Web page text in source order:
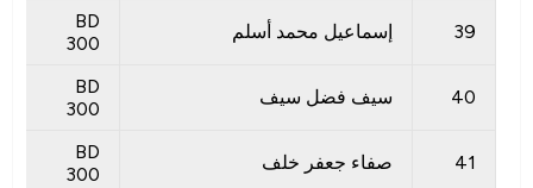
39 إسماعيل محمد أسلم
BD
300
40 سيف فضل سيف
BD
300
41 صفاء جعفر خلف
BD
300